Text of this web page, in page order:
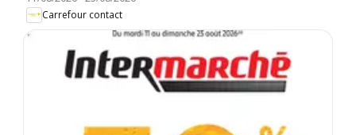
Carrefour contact